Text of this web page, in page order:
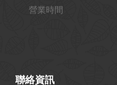
營業時間
聯絡資訊